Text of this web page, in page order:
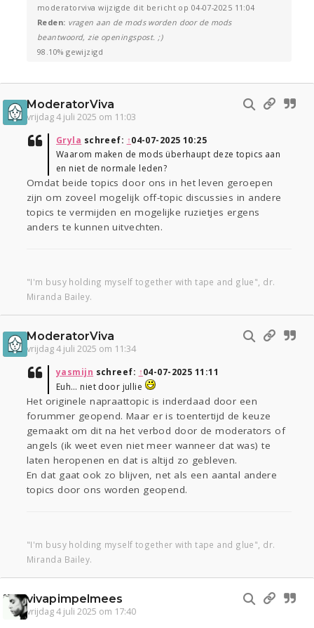
moderatorviva wijzigde dit bericht op 04-07-2025 11:04
Reden: vragen aan de mods worden door de mods
beantwoord, zie openingspost. ;)
98.10% gewijzigd
ModeratorViva
vrijdag 4 juli 2025 om 11:03
Gryla schreef: ↑04-07-2025 10:25
Waarom maken de mods überhaupt deze topics aan
en niet de normale leden?
Omdat beide topics door ons in het leven geroepen
zijn om zoveel mogelijk off-topic discussies in andere
topics te vermijden en mogelijke ruzietjes ergens
anders te kunnen uitvechten.
"I'm busy holding myself together with tape and glue", dr.
Miranda Bailey.
ModeratorViva
vrijdag 4 juli 2025 om 11:34
yasmijn schreef: ↑04-07-2025 11:11
Euh… niet door jullie
Het originele napraattopic is inderdaad door een
forummer geopend. Maar er is toentertijd de keuze
gemaakt om dit na het verbod door de moderators of
angels (ik weet even niet meer wanneer dat was) te
laten heropenen en dat is altijd zo gebleven.
En dat gaat ook zo blijven, net als een aantal andere
topics door ons worden geopend.
"I'm busy holding myself together with tape and glue", dr.
Miranda Bailey.
vivapimpelmees
vrijdag 4 juli 2025 om 17:40